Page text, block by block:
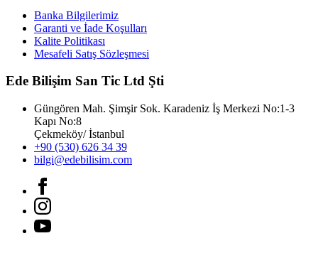
Banka Bilgilerimiz
Garanti ve İade Koşulları
Kalite Politikası
Mesafeli Satış Sözleşmesi
Ede Bilişim San Tic Ltd Şti
Güngören Mah. Şimşir Sok. Karadeniz İş Merkezi No:1-3
Kapı No:8
Çekmeköy/ İstanbul
+90 (530) 626 34 39
bilgi@edebilisim.com